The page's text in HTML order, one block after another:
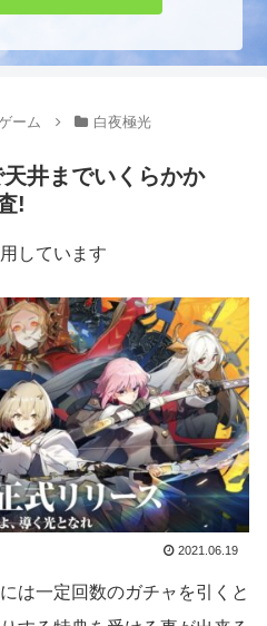
ーム 白夜極光
井までいくらかか
!
しています
2021.06.19
は一定回数のガチャを引くと